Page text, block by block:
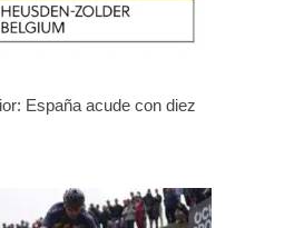
España acude con diez